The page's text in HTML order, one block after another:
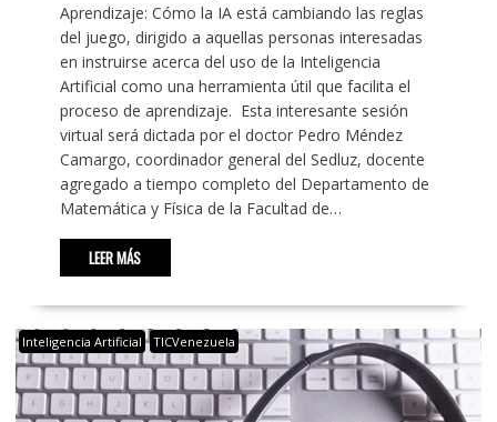
Aprendizaje: Cómo la IA está cambiando las reglas
del juego, dirigido a aquellas personas interesadas
en instruirse acerca del uso de la Inteligencia
Artificial como una herramienta útil que facilita el
proceso de aprendizaje. Esta interesante sesión
virtual será dictada por el doctor Pedro Méndez
Camargo, coordinador general del Sedluz, docente
agregado a tiempo completo del Departamento de
Matemática y Física de la Facultad de…
LEER MÁS
Inteligencia Artificial TICVenezuela